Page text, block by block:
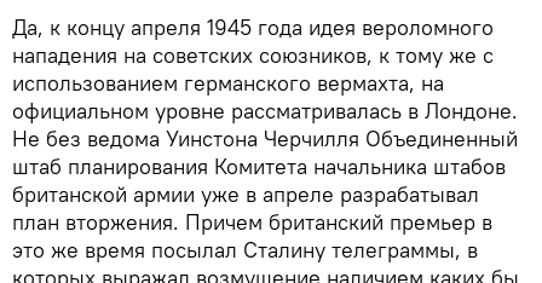
Да, к концу апреля 1945 года идея вероломного
нападения на советских союзников, к тому же с
использованием германского вермахта, на
официальном уровне рассматривалась в Лондоне.
Не без ведома Уинстона Черчилля Объединенный
штаб планирования Комитета начальника штабов
британской армии уже в апреле разрабатывал
план вторжения. Причем британский премьер в
это же время посылал Сталину телеграммы, в
которых выражал возмущение наличием каких бы